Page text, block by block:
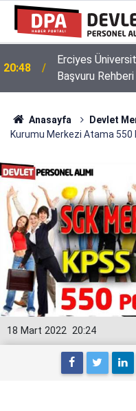
20:48
Erciyes
Başvuru Rehberi
Anasayfa Devlet
Kurumu Merkezi Atama 550
20:24
18 Mart 2022